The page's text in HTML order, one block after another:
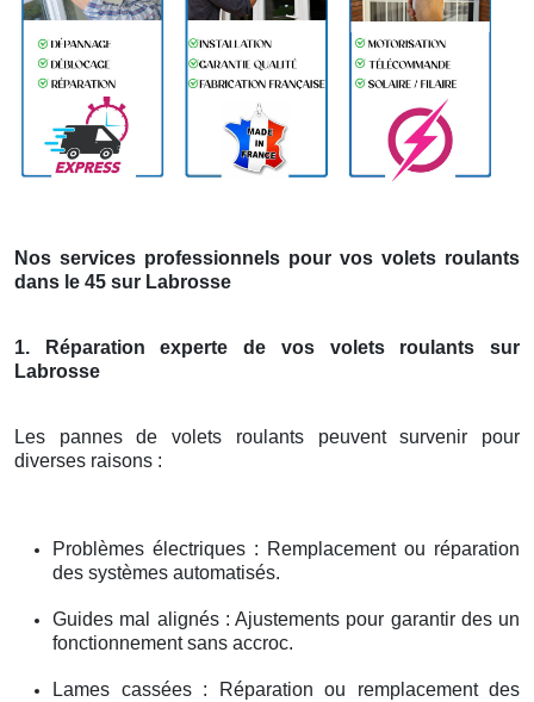
Nos services professionnels pour vos volets roulants
dans le 45 sur Labrosse
1. Réparation experte de vos volets roulants sur
Labrosse
Les pannes de volets roulants peuvent survenir pour
diverses raisons :
Problèmes électriques : Remplacement ou réparation
des systèmes automatisés.
Guides mal alignés : Ajustements pour garantir des un
fonctionnement sans accroc.
Lames cassées : Réparation ou remplacement des